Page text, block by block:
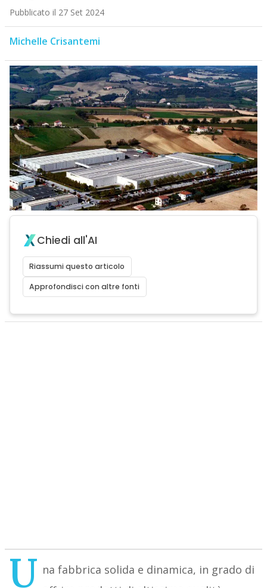
Pubblicato il 27 Set 2024
Michelle Crisantemi
Chiedi all'AI
Riassumi questo articolo
Approfondisci con altre fonti
U na fabbrica solida e dinamica, in grado di